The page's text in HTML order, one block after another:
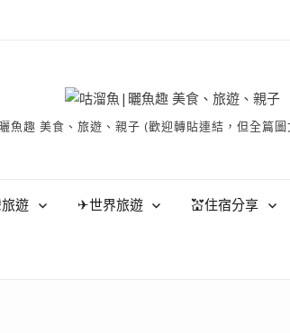
美食、旅遊、親子 (歡迎轉貼連結，但全篇圖
遊 ✈世界旅遊 💒住宿分享